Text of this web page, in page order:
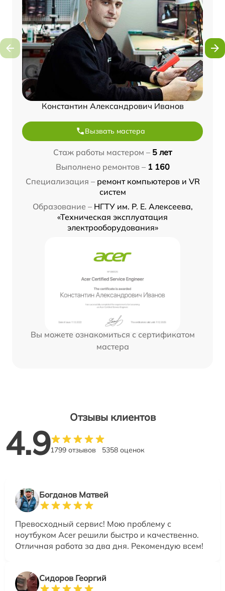
Константин Александрович Иванов
Вызвать мастера
Стаж работы мастером – 5 лет
Выполнено ремонтов – 1 160
Специализация – ремонт компьютеров и VR
систем
Образование – НГТУ им. Р. Е. Алексеева,
«Техническая эксплуатация
электрооборудования»
Вы можете ознакомиться с сертификатом
мастера
Отзывы клиентов
4.91799 отзывов 5358 оценок
Богданов Матвей
Превосходный сервис! Мою проблему с
ноутбуком Acer решили быстро и качественно.
Отличная работа за два дня. Рекомендую всем!
Сидоров Георгий